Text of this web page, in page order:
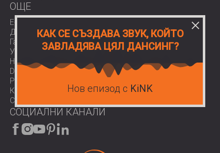
OЩЕ
E-Shop
Доставки
Гаранции
Условия за ползване
Нормативи
Download area
Работа при нас
Контакти
COVID-19
СОЦИАЛНИ КАНАЛИ
КАК СЕ СЪЗДАВА ЗВУК, КОЙТО
ЗАВЛАДЯВА ЦЯЛ ДАНСИНГ?
Нов епизод с KiNK